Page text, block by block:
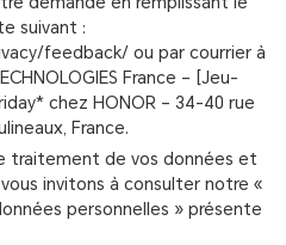
suivant :
feedback/ ou par courrier à
France – [Jeu-
chez HONOR – 34-40 rue
France.
traitement de vos données et
invitons à consulter notre «
personnelles » présente